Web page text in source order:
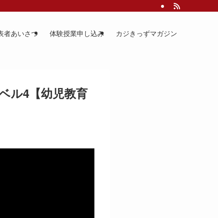
者あいさつ 体験授業申し込み カジきっずマガジン
ル4【幼児教育